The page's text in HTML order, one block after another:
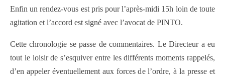
Enfin un rendez-vous est pris pour l’après-midi 15h loin de toute
agitation et l’accord est signé avec l’avocat de PINTO.
Cette chronologie se passe de commentaires. Le Directeur a eu
tout le loisir de s’esquiver entre les différents moments rappelés,
d’en appeler éventuellement aux forces de l’ordre, à la presse et